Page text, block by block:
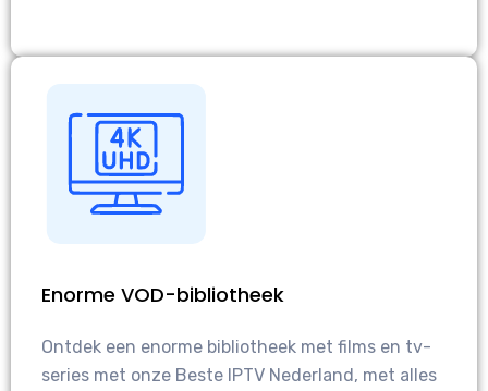
Enorme VOD-bibliotheek
Ontdek een enorme bibliotheek met films en tv-
series met onze Beste IPTV Nederland, met alles